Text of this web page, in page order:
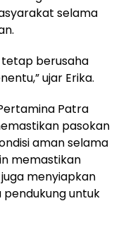
selama
tetap berusaha
ujar Erika.
Patra
pasokan
aman selama
memastikan
menyiapkan
untuk